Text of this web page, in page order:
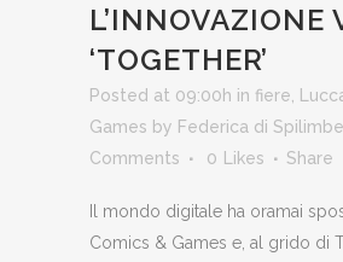
L’INNOVAZIONE
‘TOGETHER’
Posted at 09:00h in fiere
Games by Federica di
Comments
0 Likes Share
Il mondo digitale ha oramai
Comics & Games e, al grido di